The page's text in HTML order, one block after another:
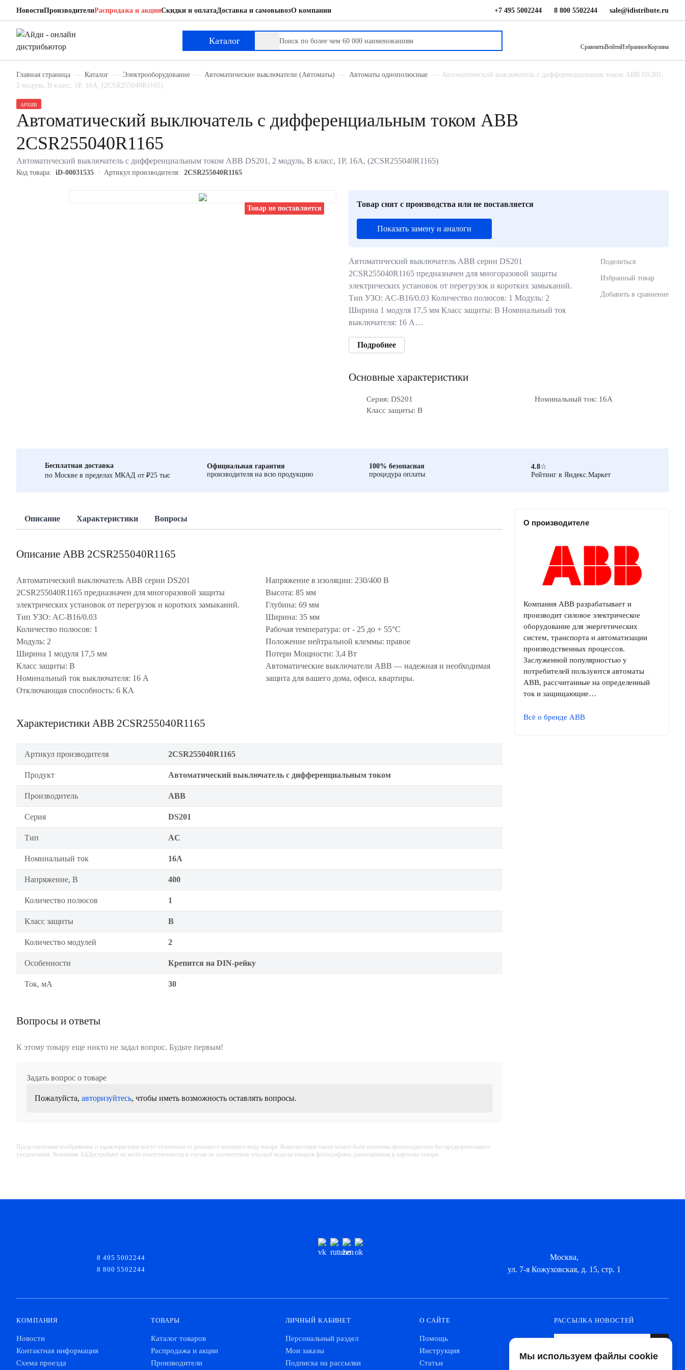
НовостиПроизводителиРаспродажа и акцииСкидки и оплатаДоставка и самовывозО компании +7 495 5002244 8 800 5502244 sale@idistribute.ru
Каталог
СравнитьВойтиИзбранноеКорзина
Главная страница Каталог Электрооборудование Автоматические выключатели (Автоматы) Автоматы однополюсные
Автоматический выключатель с дифференциальным током ABB DS201,
2 модуль, B класс, 1P, 16А, (2CSR255040R1165)
Товар не поставляется
АРХИВ
Автоматический выключатель с дифференциальным током ABB
2CSR255040R1165
Автоматический выключатель с дифференциальным током ABB DS201, 2 модуль, B класс, 1P, 16А, (2CSR255040R1165)
Код товара: iD-00031535 Артикул производителя: 2CSR255040R1165
Товар снят с производства или не поставляется
Показать замену и аналоги
Автоматический выключатель ABB серии DS201
2CSR255040R1165 предназначен для многоразовой защиты
электрических установок от перегрузок и коротких замыканий.
Тип УЗО: AC-B16/0.03 Количество полюсов: 1 Модуль: 2
Ширина 1 модуля 17,5 мм Класс защиты: В Номинальный ток
выключателя: 16 А…
Подробнее
Поделиться
Избранный товар
Добавить в сравнение
Основные характеристики
Серия: DS201
Номинальный ток: 16А
Класс защиты: B
Бесплатная доставка
по Москве в пределах МКАД от ₽25 тыс
Официальная гарантия
производителя на всю продукцию
100% безопасная
процедура оплаты
4.8☆
Рейтинг в Яндекс.Маркет
Описание Характеристики Вопросы
Описание ABB 2CSR255040R1165
Автоматический выключатель ABB серии DS201
2CSR255040R1165 предназначен для многоразовой защиты
электрических установок от перегрузок и коротких замыканий.
Тип УЗО: AC-B16/0.03
Количество полюсов: 1
Модуль: 2
Ширина 1 модуля 17,5 мм
Класс защиты: В
Номинальный ток выключателя: 16 А
Отключающая способность: 6 КА
Напряжение в изоляции: 230/400 В
Высота: 85 мм
Глубина: 69 мм
Ширина: 35 мм
Рабочая температура: от - 25 до + 55°С
Положение нейтральной клеммы: правое
Потери Мощности: 3,4 Вт
Автоматические выключатели ABB — надежная и необходимая
защита для вашего дома, офиса, квартиры.
Характеристики ABB 2CSR255040R1165
Артикул производителя 2CSR255040R1165
Продукт Автоматический выключатель с дифференциальным током
Производитель ABB
Серия DS201
Тип AC
Номинальный ток 16А
Напряжение, В 400
Количество полюсов 1
Класс защиты B
Количество модулей 2
Особенности Крепится на DIN-рейку
Ток, мА 30
Вопросы и ответы
К этому товару еще никто не задал вопрос. Будьте первым!
Задать вопрос о товаре
Пожалуйста, авторизуйтесь, чтобы иметь возможность оставлять вопросы.
Представленные изображения и характеристики могут отличаться от реального внешнего вида товара. Комплектация также может быть изменена производителем без предварительного
уведомления. Компания АйДистрибьют не несёт ответственности в случае не соответствия текущей модели товаров фотографиям, размещённым в карточке товара.
О производителе
Компания ABB разрабатывает и
производит силовое электрическое
оборудование для энергетических
систем, транспорта и автоматизации
производственных процессов.
Заслуженной популярностью у
потребителей пользуются автоматы
ABB, рассчитанные на определенный
ток и защищающие…
Всё о бренде ABB
ABB 2CSR255040R1165
Автоматический выключатель с дифференциальным током
8 495 5002244
8 800 5502244
Москва,
ул. 7-я Кожуховская, д. 15, стр. 1
КОМПАНИЯ
Новости
Контактная информация
Схема проезда
ТОВАРЫ
Каталог товаров
Распродажа и акции
Производители
ЛИЧНЫЙ КАБИНЕТ
Персональный раздел
Мои заказы
Подписка на рассылки
О САЙТЕ
Помощь
Инструкция
Статьи
РАССЫЛКА НОВОСТЕЙ
Мы используем файлы cookie